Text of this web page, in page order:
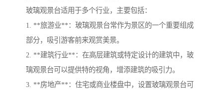
玻璃观景台适用于多个行业，主要包括：
1. **旅游业**：玻璃观景台常作为景区的一个重要组成
部分，吸引游客前来观赏美景。
2. **建筑行业**：在高层建筑或特定设计的建筑中，玻
璃观景台可以提供特的视角，增添建筑的吸引力。
3. **房地产**：住宅或商业楼盘中，设置玻璃观景台可